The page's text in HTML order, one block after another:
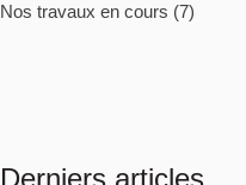
Nos travaux en cours (7)
Derniers articles